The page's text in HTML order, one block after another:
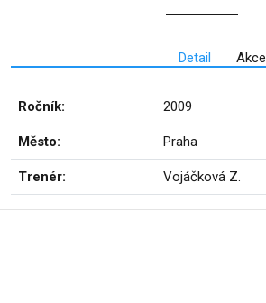
Detail Akce
Ročník: 2009
Město: Praha
Trenér: Vojáčková Z.